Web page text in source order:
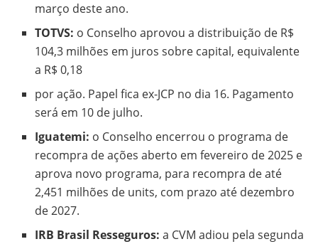
março deste ano.
TOTVS: o Conselho aprovou a distribuição de R$
104,3 milhões em juros sobre capital, equivalente
a R$ 0,18
por ação. Papel fica ex-JCP no dia 16. Pagamento
será em 10 de julho.
Iguatemi: o Conselho encerrou o programa de
recompra de ações aberto em fevereiro de 2025 e
aprova novo programa, para recompra de até
2,451 milhões de units, com prazo até dezembro
de 2027.
IRB Brasil Resseguros:a CVM adiou pela segunda